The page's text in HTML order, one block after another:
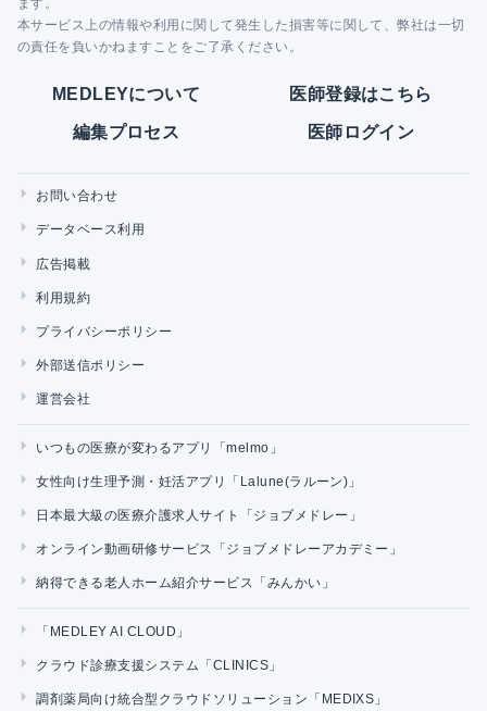
ます。
本サービス上の情報や利用に関して発生した損害等に関して、弊社は一切
の責任を負いかねますことをご了承ください。
MEDLEYについて 医師登録はこちら
編集プロセス 医師ログイン
お問い合わせ
データベース利用
広告掲載
利用規約
プライバシーポリシー
外部送信ポリシー
運営会社
いつもの医療が変わるアプリ「melmo」
女性向け生理予測・妊活アプリ「Lalune(ラルーン)」
日本最大級の医療介護求人サイト「ジョブメドレー」
オンライン動画研修サービス「ジョブメドレーアカデミー」
納得できる老人ホーム紹介サービス「みんかい」
「MEDLEY AI CLOUD」
クラウド診療支援システム「CLINICS」
調剤薬局向け統合型クラウドソリューション「MEDIXS」